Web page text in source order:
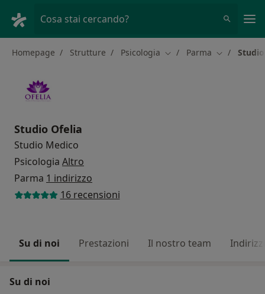
Cosa stai cercando?
Homepage Strutture Psicologia Cambia città
Parma Cambia città
Studio Ofelia
Studio Medico
Psicologia Altro
Parma 1 indirizzo
16 recensioni
Su di noi Prestazioni Il nostro team Indirizzi
Su di noi